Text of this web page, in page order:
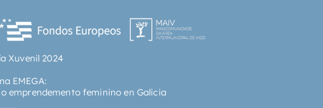
libro. En su faceta de traductor del
inglés al castellano y al catalán, ha
biografías sobre rock y subtítulos para
grabación del primer disco de su nueva
y flamante banda de Maximum R&B:
Xuvenil 2024
EMEGA:
emprendemento feminino en Galicia